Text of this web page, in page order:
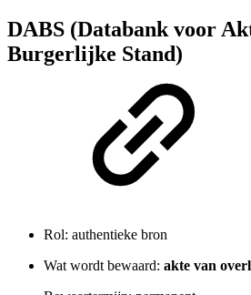
DABS (Databank voor
Burgerlijke Stand)
Rol: authentieke bron
Wat wordt bewaard: akte van